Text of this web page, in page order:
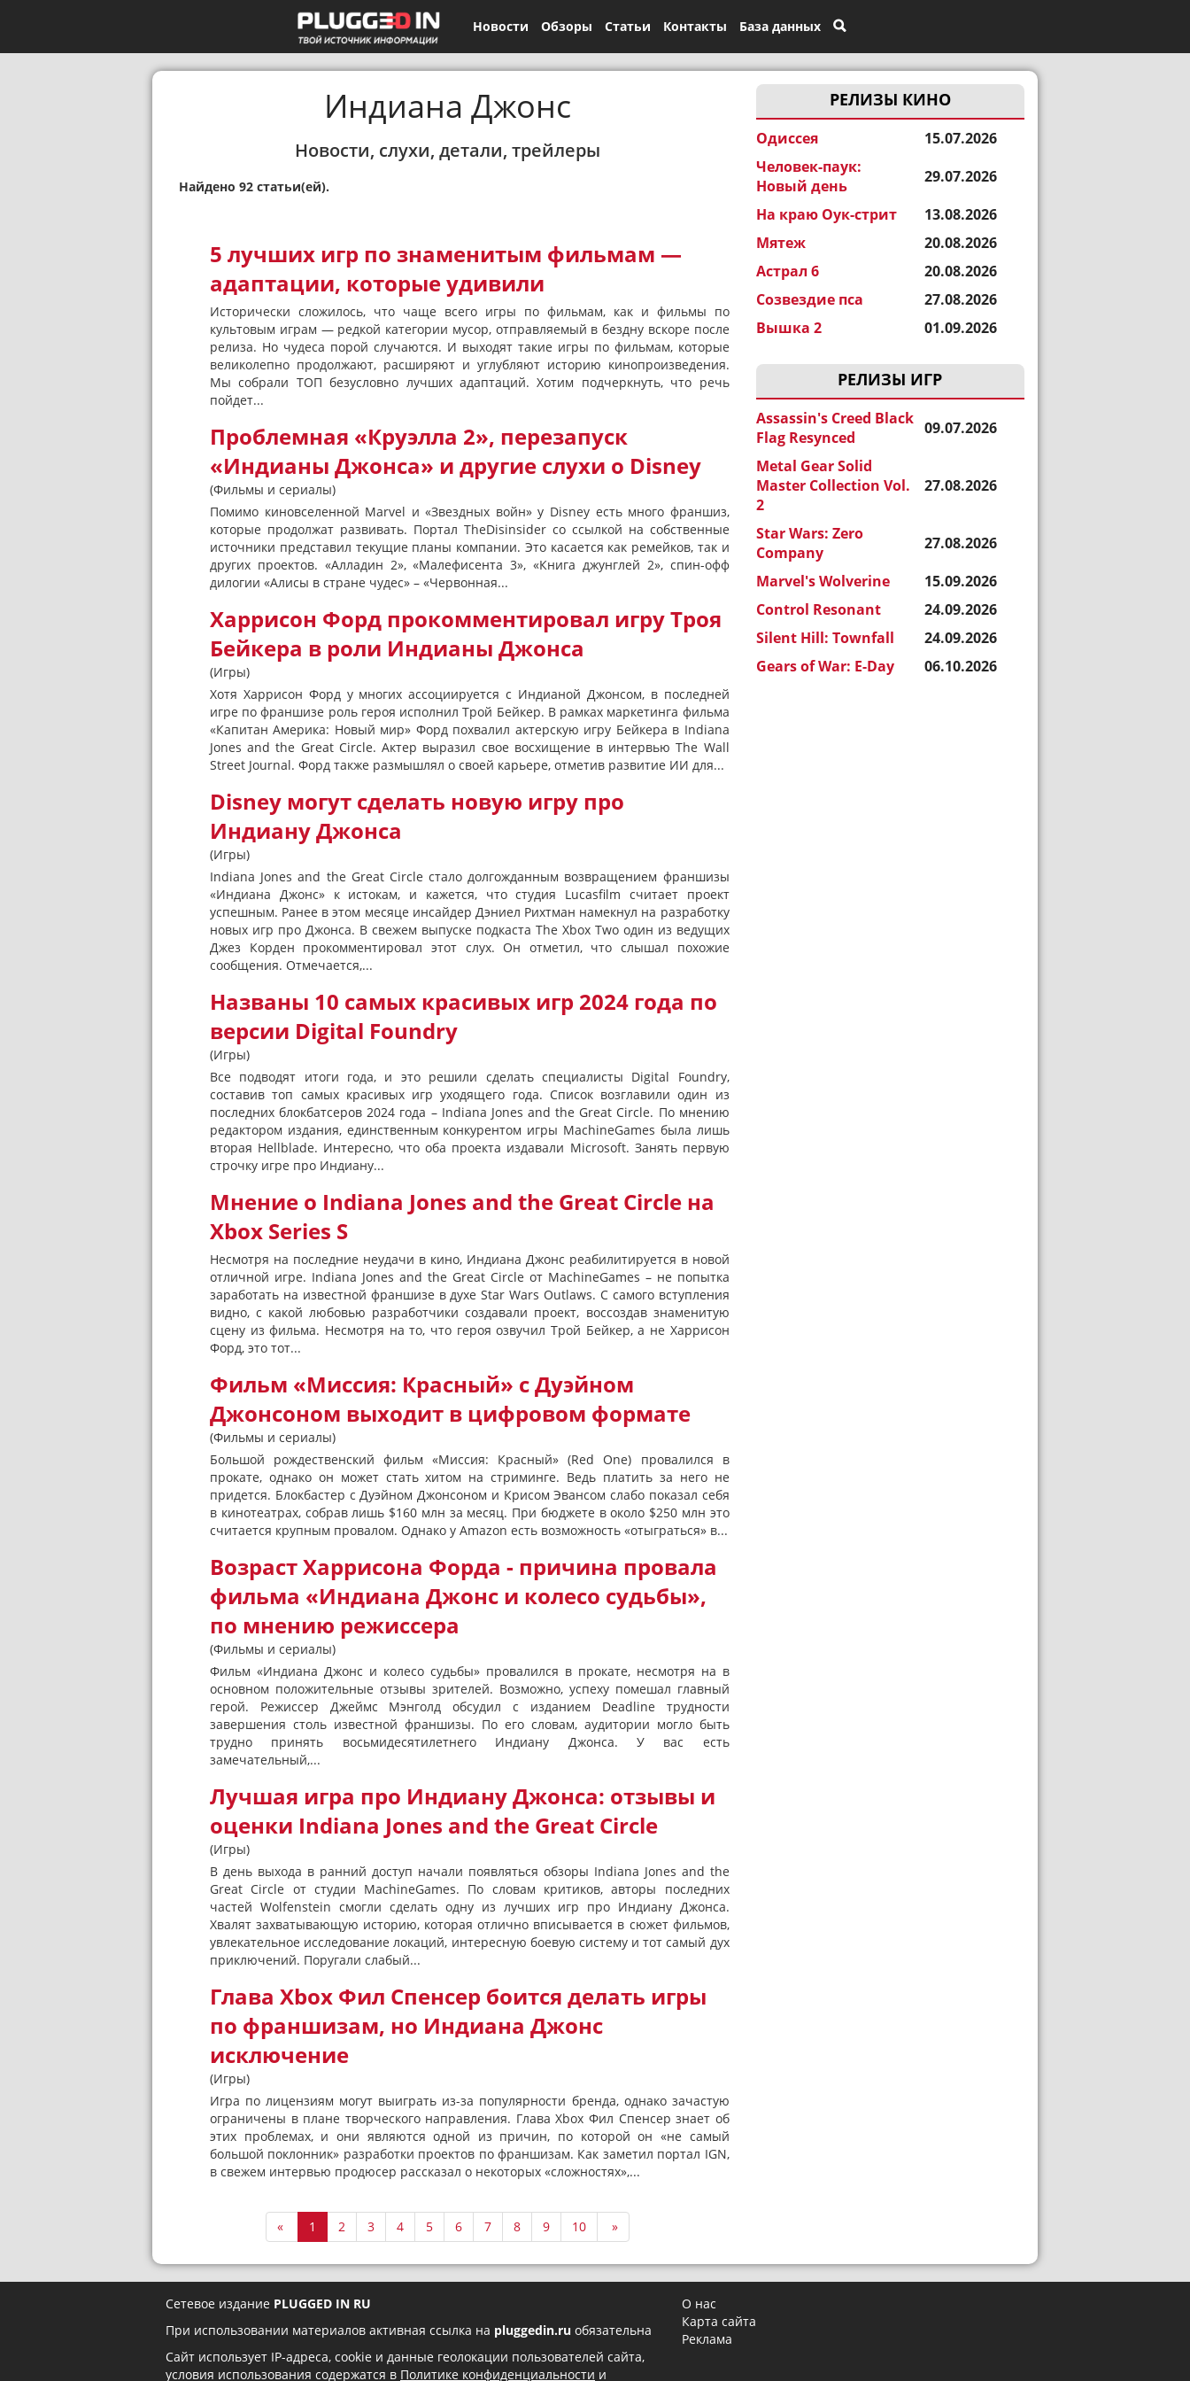
Новости Обзоры Статьи Контакты База данных
РЕЛИЗЫ КИНО
Одиссея
15.07.2026
Человек-паук:
Новый день
29.07.2026
На краю Оук-стрит
13.08.2026
Мятеж
20.08.2026
Астрал 6
20.08.2026
Созвездие пса
27.08.2026
Вышка 2
01.09.2026
РЕЛИЗЫ ИГР
Assassin's Creed Black
Flag Resynced
09.07.2026
Metal Gear Solid
Master Collection Vol.
2
27.08.2026
Star Wars: Zero
Company
27.08.2026
Marvel's Wolverine
15.09.2026
Control Resonant
24.09.2026
Silent Hill: Townfall
24.09.2026
Gears of War: E-Day
06.10.2026
Индиана Джонс
Новости, слухи, детали, трейлеры
Найдено 92 статьи(ей).
5 лучших игр по знаменитым фильмам —
адаптации, которые удивили
Исторически сложилось, что чаще всего игры по фильмам, как и фильмы по
культовым играм — редкой категории мусор, отправляемый в бездну вскоре после
релиза. Но чудеса порой случаются. И выходят такие игры по фильмам, которые
великолепно продолжают, расширяют и углубляют историю кинопроизведения.
Мы собрали ТОП безусловно лучших адаптаций. Хотим подчеркнуть, что речь
пойдет...
Проблемная «Круэлла 2», перезапуск
«Индианы Джонса» и другие слухи о Disney
(Фильмы и сериалы)
Помимо киновселенной Marvel и «Звездных войн» у Disney есть много франшиз,
которые продолжат развивать. Портал TheDisinsider со ссылкой на собственные
источники представил текущие планы компании. Это касается как ремейков, так и
других проектов. «Алладин 2», «Малефисента 3», «Книга джунглей 2», спин-офф
дилогии «Алисы в стране чудес» – «Червонная...
Харрисон Форд прокомментировал игру Троя
Бейкера в роли Индианы Джонса
(Игры)
Хотя Харрисон Форд у многих ассоциируется с Индианой Джонсом, в последней
игре по франшизе роль героя исполнил Трой Бейкер. В рамках маркетинга фильма
«Капитан Америка: Новый мир» Форд похвалил актерскую игру Бейкера в Indiana
Jones and the Great Circle. Актер выразил свое восхищение в интервью The Wall
Street Journal. Форд также размышлял о своей карьере, отметив развитие ИИ для...
Disney могут сделать новую игру про
Индиану Джонса
(Игры)
Indiana Jones and the Great Circle стало долгожданным возвращением франшизы
«Индиана Джонс» к истокам, и кажется, что студия Lucasfilm считает проект
успешным. Ранее в этом месяце инсайдер Дэниел Рихтман намекнул на разработку
новых игр про Джонса. В свежем выпуске подкаста The Xbox Two один из ведущих
Джез Корден прокомментировал этот слух. Он отметил, что слышал похожие
сообщения. Отмечается,...
Названы 10 самых красивых игр 2024 года по
версии Digital Foundry
(Игры)
Все подводят итоги года, и это решили сделать специалисты Digital Foundry,
составив топ самых красивых игр уходящего года. Список возглавили один из
последних блокбатсеров 2024 года – Indiana Jones and the Great Circle. По мнению
редактором издания, единственным конкурентом игры MachineGames была лишь
вторая Hellblade. Интересно, что оба проекта издавали Microsoft. Занять первую
строчку игре про Индиану...
Мнение о Indiana Jones and the Great Circle на
Xbox Series S
Несмотря на последние неудачи в кино, Индиана Джонс реабилитируется в новой
отличной игре. Indiana Jones and the Great Circle от MachineGames – не попытка
заработать на известной франшизе в духе Star Wars Outlaws. С самого вступления
видно, с какой любовью разработчики создавали проект, воссоздав знаменитую
сцену из фильма. Несмотря на то, что героя озвучил Трой Бейкер, а не Харрисон
Форд, это тот...
Фильм «Миссия: Красный» с Дуэйном
Джонсоном выходит в цифровом формате
(Фильмы и сериалы)
Большой рождественский фильм «Миссия: Красный» (Red One) провалился в
прокате, однако он может стать хитом на стриминге. Ведь платить за него не
придется. Блокбастер с Дуэйном Джонсоном и Крисом Эвансом слабо показал себя
в кинотеатрах, собрав лишь $160 млн за месяц. При бюджете в около $250 млн это
считается крупным провалом. Однако у Amazon есть возможность «отыграться» в...
Возраст Харрисона Форда - причина провала
фильма «Индиана Джонс и колесо судьбы»,
по мнению режиссера
(Фильмы и сериалы)
Фильм «Индиана Джонс и колесо судьбы» провалился в прокате, несмотря на в
основном положительные отзывы зрителей. Возможно, успеху помешал главный
герой. Режиссер Джеймс Мэнголд обсудил с изданием Deadline трудности
завершения столь известной франшизы. По его словам, аудитории могло быть
трудно принять восьмидесятилетнего Индиану Джонса. У вас есть
замечательный,...
Лучшая игра про Индиану Джонса: отзывы и
оценки Indiana Jones and the Great Circle
(Игры)
В день выхода в ранний доступ начали появляться обзоры Indiana Jones and the
Great Circle от студии MachineGames. По словам критиков, авторы последних
частей Wolfenstein смогли сделать одну из лучших игр про Индиану Джонса.
Хвалят захватывающую историю, которая отлично вписывается в сюжет фильмов,
увлекательное исследование локаций, интересную боевую систему и тот самый дух
приключений. Поругали слабый...
Глава Xbox Фил Спенсер боится делать игры
по франшизам, но Индиана Джонс
исключение
(Игры)
Игра по лицензиям могут выиграть из-за популярности бренда, однако зачастую
ограничены в плане творческого направления. Глава Xbox Фил Спенсер знает об
этих проблемах, и они являются одной из причин, по которой он «не самый
большой поклонник» разработки проектов по франшизам. Как заметил портал IGN,
в свежем интервью продюсер рассказал о некоторых «сложностях»,...
« 1 2 3 4 5 6 7 8 9 10 »
Сетевое издание PLUGGED IN RU
При использовании материалов активная ссылка на pluggedin.ru обязательна
Сайт использует IP-адреса, cookie и данные геолокации пользователей сайта,
условия использования содержатся в Политике конфиденциальности и
О нас
Карта сайта
Реклама